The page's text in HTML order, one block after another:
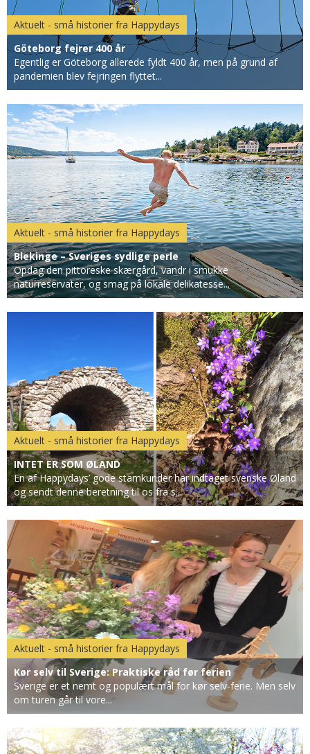
Aktuelt - små historier fra Happydays
Göteborg fejrer 400 år
Egentlig er Göteborg allerede fyldt 400 år, men på grund af
pandemien blev fejringen flyttet...
Aktuelt - små historier fra Happydays
Blekinge – Sveriges sydlige perle
Opdag den pittoreske skærgård, vandr i smukke
naturreservater, og smag på lokale delikatesse...
Aktuelt - små historier fra Happydays
INTET ER SOM ØLAND
En af Happydays’ gode stamkunder har indtaget svenske Øland
og sendt denne beretning til os fra s...
Aktuelt - små historier fra Happydays
Kør selv til Sverige: Praktiske råd før ferien
Sverige er et nemt og populært mål for kør selv-ferie. Men selv
om turen går til vore...